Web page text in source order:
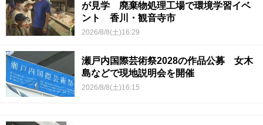
が見学 廃棄物処理工場で環境学習イベ
ント 香川・観音寺市
2026/8/8(土)16:29
瀬戸内国際芸術祭2028の作品公募 女木
島などで現地説明会を開催
2026/8/8(土)16:15